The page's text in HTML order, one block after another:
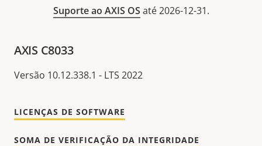
Suporte ao AXIS OS até 2026-12-31.
AXIS C8033
Versão 10.12.338.1 - LTS 2022
LICENÇAS DE SOFTWARE
SOMA DE VERIFICAÇÃO DA INTEGRIDADE